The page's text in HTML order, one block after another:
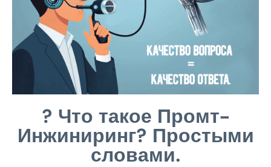
? Что такое Промт-
Инжиниринг? Простыми
словами.